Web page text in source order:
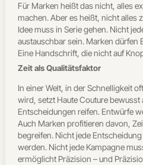
Für Marken heißt das nicht, alles
machen. Aber es heißt, nicht alles
Idee muss in Serie gehen. Nicht
austauschbar sein. Marken dürfen
Eine Handschrift, die nicht auf
Zeit als Qualitätsfaktor
In einer Welt, in der Schnelligkeit
wird, setzt Haute Couture bewusst
Entscheidungen reifen. Entwürfe
Auch Marken profitieren davon,
begreifen. Nicht jede
werden. Nicht jede Kampagne
ermöglicht Präzision – und